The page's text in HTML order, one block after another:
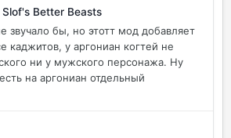
Slof's Better Beasts
звучало бы, но этотт мод добавляет
каджитов, у аргониан когтей не
ни у мужского персонажа. Ну
на аргониан отдельный